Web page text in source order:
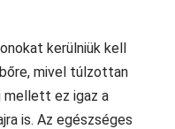
kerülniük kell
mivel túlzottan
mellett ez igaz a
is. Az egészséges